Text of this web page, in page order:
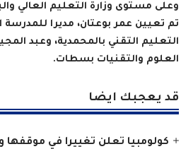
وعلى مستوى وزارة التعليم العالي
تم تعيين عمر بوعتان، مديرا للمدرسة
التعليم التقني بالمحمدية، وعبد
العلوم والتقنيات بسطات.
قد يعجبك ايضا
كولومبيا تعلن تغييرا في موقفها